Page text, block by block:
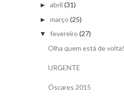
► abril (31)
► março (25)
▼ fevereiro (27)
Olha quem está de volta!
URGENTE
Óscares 2015